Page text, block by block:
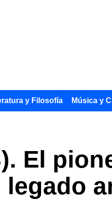
y Filosofía Música y
El